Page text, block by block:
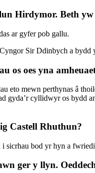
Hirdymor. Beth
ar gyfer pob gallu.
Sir Ddinbych a
os oes yna
eto mewn perthynas â
gyda’r cyllidwyr os bydd
Castell Rhuthun?
sicrhau bod yr hyn a
ger y llyn.